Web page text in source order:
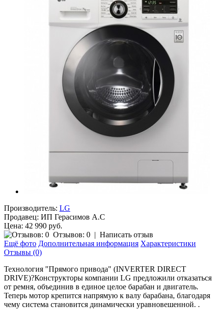
Производитель: LG
Продавец: ИП Герасимов А.С
Цена: 42 990 руб.
Отзывов: 0 | Написать отзыв
Ещё фото Дополнительная информация Характеристики
Отзывы (0)
Технология "Прямого привода" (INVERTER DIRECT
DRIVE)?Конструкторы компании LG предложили отказаться
от ремня, объединив в единое целое барабан и двигатель.
Теперь мотор крепится напрямую к валу барабана, благодаря
чему система становится динамически уравновешенной. .